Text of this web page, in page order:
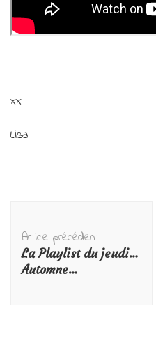
xx
Lisa
d'article
Article précédent
La Playlist du jeudi…
Automne…